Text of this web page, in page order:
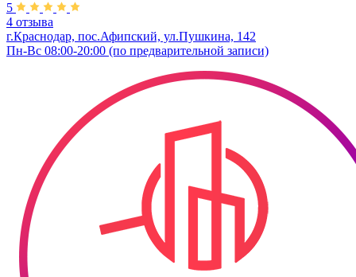
5
4 отзыва
г.Краснодар, пос.Афипский, ул.Пушкина, 142
Пн-Вс 08:00-20:00 (по предварительной записи)